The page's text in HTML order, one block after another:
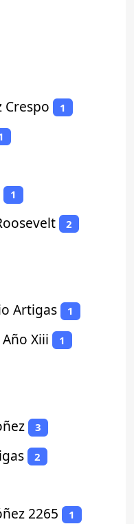
Crespo 1
1
2
Artigas 1
Xiii 1
3
2
2265 1